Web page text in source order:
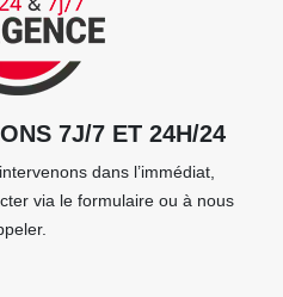
7J/7 ET 24H/24
dans l’immédiat,
via le formulaire ou à nous